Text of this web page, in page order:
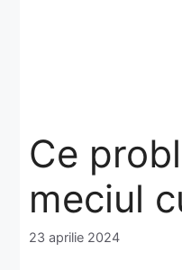
Ce
meciul
23 aprilie 2024